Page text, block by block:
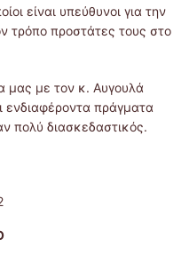
είναι υπεύθυνοι για την
τρόπο προστάτες τους στο
μας με τον κ. Αυγουλά
ενδιαφέροντα πράγματα
πολύ διασκεδαστικός.